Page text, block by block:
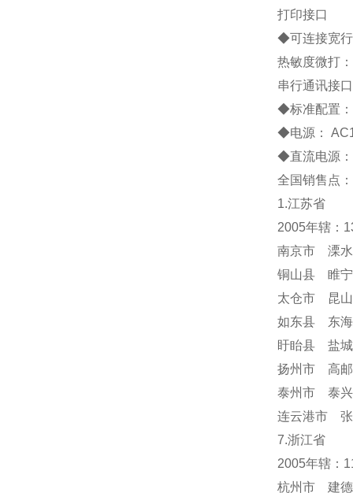
打印接口
◆可连接宽
热敏度微打：
串行通讯接口
◆标准配置
◆电源：
◆直流电源
全国销售点：
1.江苏省
2005年辖：
南京市 溧
铜山县 睢
太仓市 昆
如东县 东
盱眙县 盐
扬州市 高
泰州市 泰
连云港市 张
7.浙江省
2005年辖：
杭州市 建